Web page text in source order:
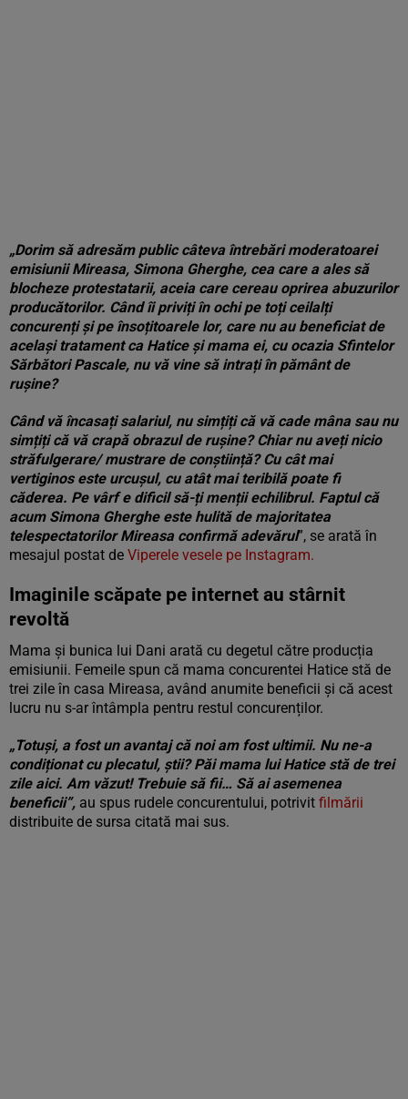
„Dorim să adresăm public câteva întrebări moderatoarei
emisiunii Mireasa, Simona Gherghe, cea care a ales să
blocheze protestatarii, aceia care cereau oprirea abuzurilor
producătorilor. Când îi priviți în ochi pe toți ceilalți
concurenți și pe însoțitoarele lor, care nu au beneficiat de
același tratament ca Hatice și mama ei, cu ocazia Sfintelor
Sărbători Pascale, nu vă vine să intrați în pământ de
rușine?
Când vă încasați salariul, nu simțiți că vă cade mâna sau nu
simțiți că vă crapă obrazul de rușine? Chiar nu aveți nicio
străfulgerare/ mustrare de conștiință? Cu cât mai
vertiginos este urcușul, cu atât mai teribilă poate fi
căderea. Pe vârf e dificil să-ți menții echilibrul. Faptul că
acum Simona Gherghe este hulită de majoritatea
telespectatorilor Mireasa confirmă adevărul”, se arată în
mesajul postat de Viperele vesele pe Instagram.
Imaginile scăpate pe internet au stârnit
revoltă
Mama și bunica lui Dani arată cu degetul către producția
emisiunii. Femeile spun că mama concurentei Hatice stă de
trei zile în casa Mireasa, având anumite beneficii și că acest
lucru nu s-ar întâmpla pentru restul concurenților.
„Totuși, a fost un avantaj că noi am fost ultimii. Nu ne-a
condiționat cu plecatul, știi? Păi mama lui Hatice stă de trei
zile aici. Am văzut! Trebuie să fii… Să ai asemenea
beneficii”, au spus rudele concurentului, potrivit filmării
distribuite de sursa citată mai sus.